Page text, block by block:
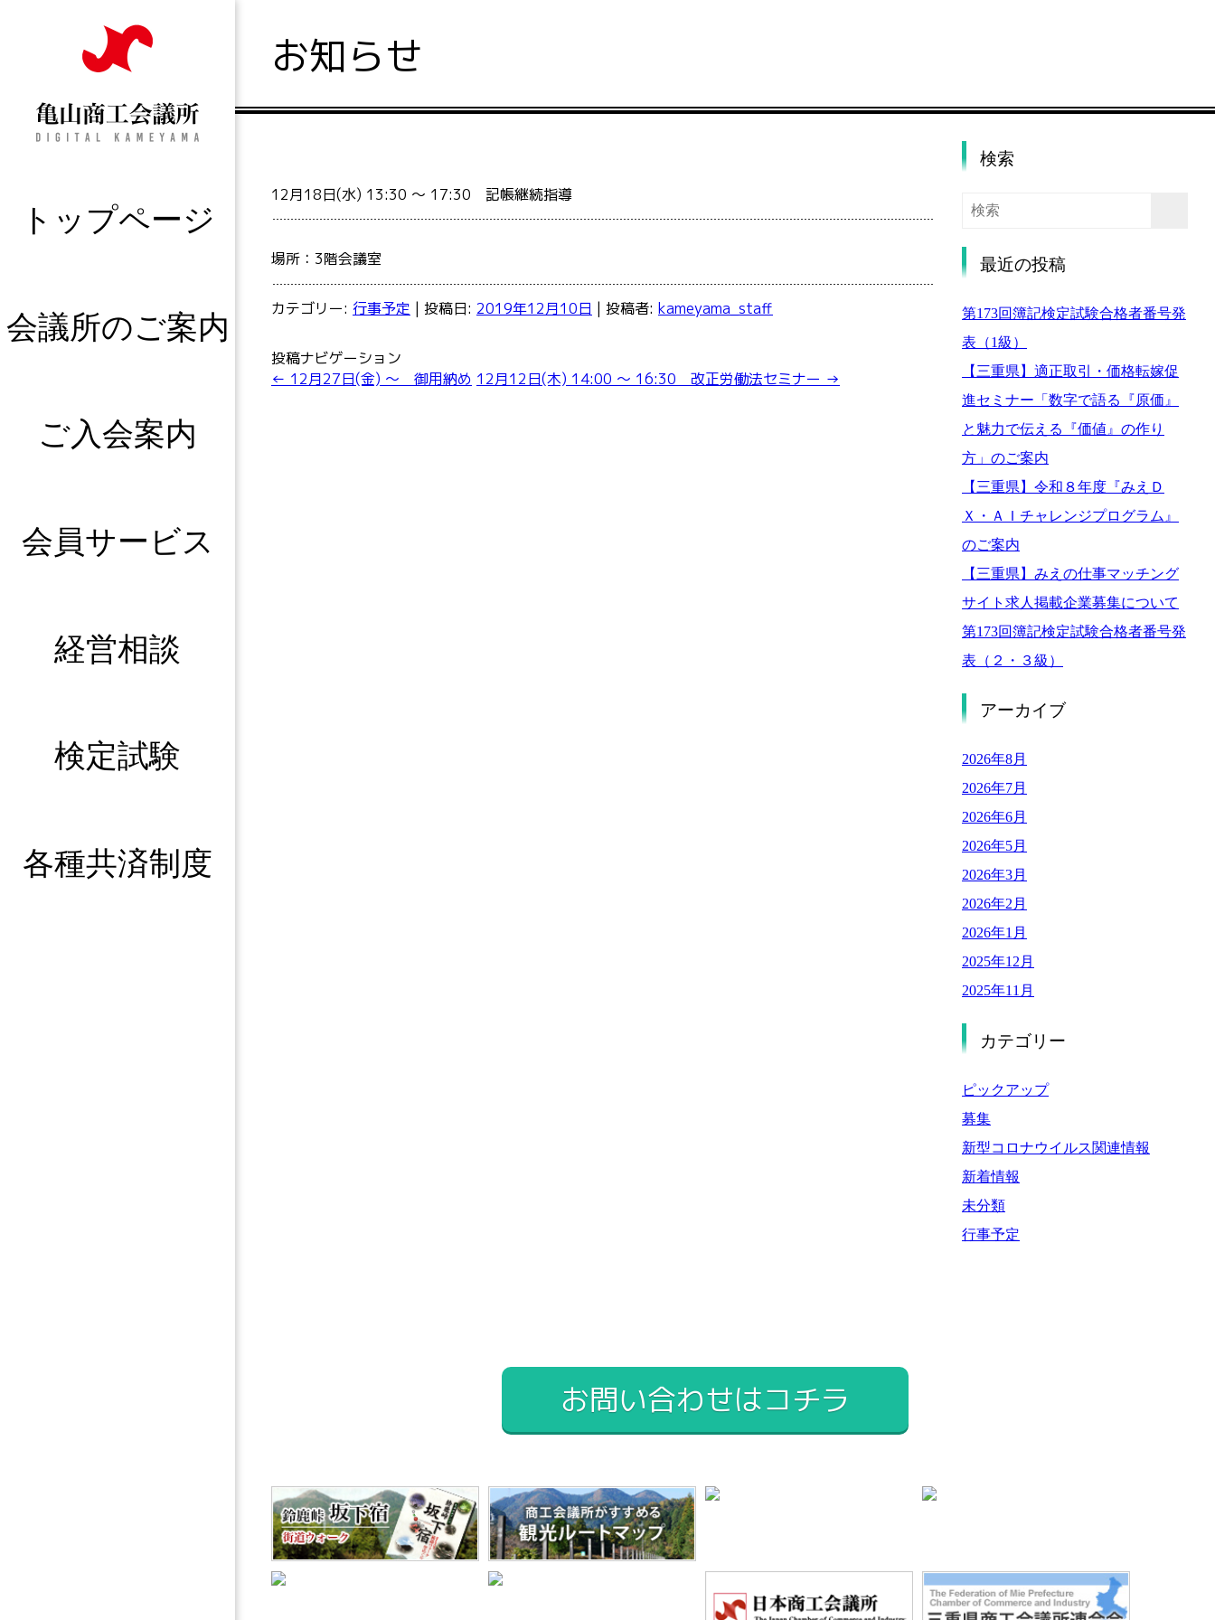
トップページ
会議所のご案内
ご入会案内
会員サービス
経営相談
検定試験
各種共済制度
お知らせ
12月18日(水) 13:30 ～ 17:30 記帳継続指導
場所：3階会議室
カテゴリー: 行事予定 | 投稿日: 2019年12月10日 | 投稿者: kameyama_staff
投稿ナビゲーション
← 12月27日(金) ～ 御用納め 12月12日(木) 14:00 ～ 16:30 改正労働法セミナー →
検索
最近の投稿
第173回簿記検定試験合格者番号発
表（1級）
【三重県】適正取引・価格転嫁促
進セミナー「数字で語る『原価』
と魅力で伝える『価値』の作り
方」のご案内
【三重県】令和８年度『みえＤ
Ｘ・ＡＩチャレンジプログラム』
のご案内
【三重県】みえの仕事マッチング
サイト求人掲載企業募集について
第173回簿記検定試験合格者番号発
表（２・３級）
アーカイブ
2026年8月
2026年7月
2026年6月
2026年5月
2026年3月
2026年2月
2026年1月
2025年12月
2025年11月
2025年8月
2024年2月
2024年1月
カテゴリー
ピックアップ
募集
新型コロナウイルス関連情報
新着情報
未分類
行事予定
お問い合わせはコチラ